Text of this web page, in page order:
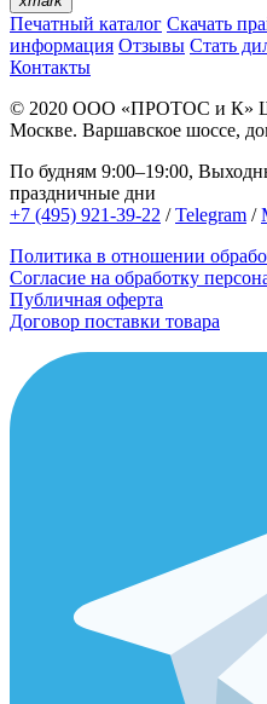
Печатный каталог Скачать
информация Отзывы Стать
Контакты
© 2020 ООО «ПРОТОС и К»
Москве. Варшавское шоссе,
По будням 9:00–19:00,
праздничные дни
+7 (495) 921-39-22 /Telegram /
Политика в отношении
Согласие на обработку
Публичная оферта
Договор поставки товара